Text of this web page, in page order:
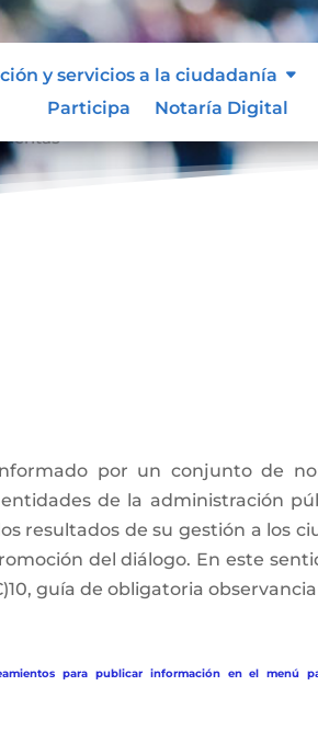
y servicios a la ciudadanía
Participa
Notaría Digital
por un conjunto de
de la administración
resultados de su gestión a los
del diálogo. En este
guía de obligatoria
para publicar información en el menú